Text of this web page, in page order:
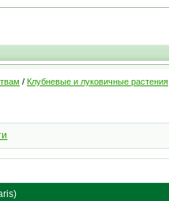
/ Клубневые и луковичные растения